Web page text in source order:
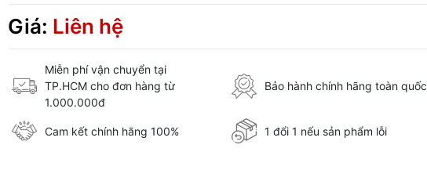
Giá: Liên hệ
Miễn phí vận chuyển tại
TP.HCM cho đơn hàng từ
1.000.000đ
Bảo hành chính hãng toàn quốc
Cam kết chính hãng 100% 1 đổi 1 nếu sản phẩm lỗi